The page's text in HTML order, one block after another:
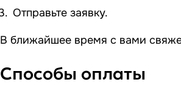
Отправьте заявку.
В ближайшее время с вами
Способы оплаты